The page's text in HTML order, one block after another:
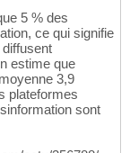
5 % des
ce qui signifie
estime que
3,9
plateformes
sont